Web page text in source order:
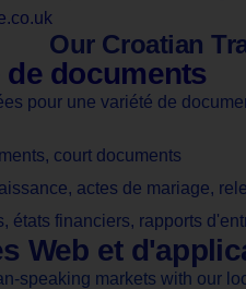
Our Croatian
documents
pour une variété de
court documents
actes de mariage,
états financiers, rapports
Web et
speaking markets with our